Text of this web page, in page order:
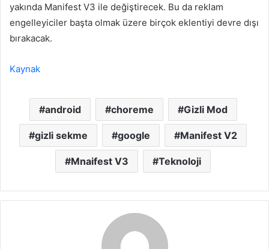
yakında Manifest V3 ile değiştirecek. Bu da reklam
engelleyiciler başta olmak üzere birçok eklentiyi devre dışı
bırakacak.
Kaynak
android choreme Gizli Mod
gizli sekme google Manifest V2
Mnaifest V3 Teknoloji